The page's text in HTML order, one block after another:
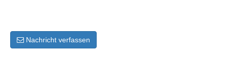
Nachricht verfassen